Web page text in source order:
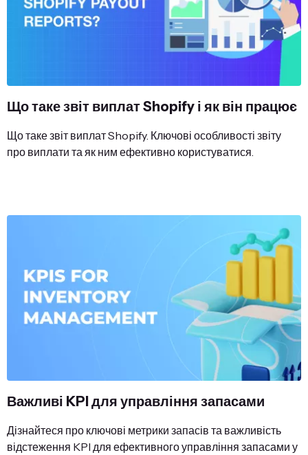
Що таке звіт виплат Shopify і як він працює
Що таке звіт виплат Shopify. Ключові особливості звіту
про виплати та як ним ефективно користуватися.
Важливі KPI для управління запасами
Дізнайтеся про ключові метрики запасів та важливість
відстеження KPI для ефективного управління запасами у